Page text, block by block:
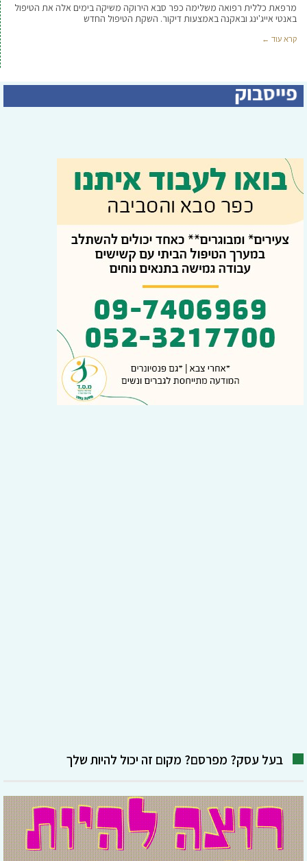
מרפאת כללית רפואה משלימה כפר סבא הירוקה משיקה בימים אלה את הטיפול
באנטי אייג'ינג ובאקנה באמצעות דיקור. השקת הטיפול החדש
קרא עוד ←
בעל עסק? מפרסם? מקום זה יכול להיות שלך